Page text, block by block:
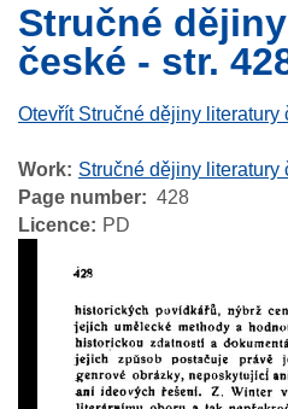
Stručné
české - str.
Otevřít Stručné dějiny literatury
Work
Stručné dějiny literatury
Page number
428
Licence
PD